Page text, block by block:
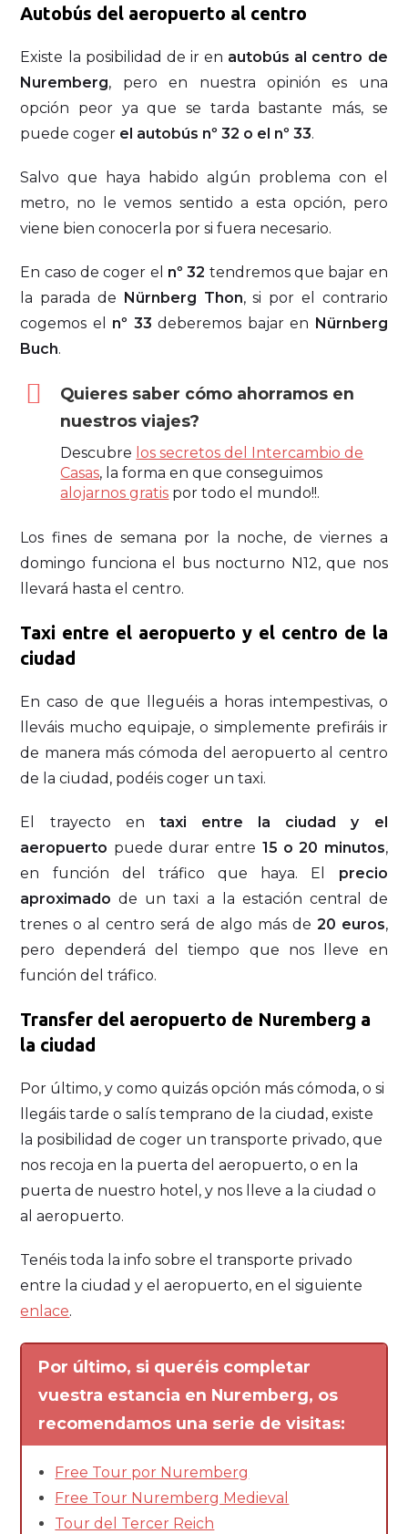
Autobús del aeropuerto al centro
Existe la posibilidad de ir en autobús al centro de
Nuremberg, pero en nuestra opinión es una
opción peor ya que se tarda bastante más, se
puede coger el autobús nº 32 o el nº 33.
Salvo que haya habido algún problema con el
metro, no le vemos sentido a esta opción, pero
viene bien conocerla por si fuera necesario.
En caso de coger el nº 32 tendremos que bajar en
la parada de
Nürn­berg Thon, si por el contrario
cogemos el nº 33 deberemos bajar en Nürn­berg
Buch.
Quieres saber cómo ahorramos en
nuestros viajes?
Descubre los secretos del Intercambio de
Casas, la forma en que conseguimos
alojarnos gratis por todo el mundo!!.
Los fines de semana por la noche, de viernes a
domingo funciona el bus nocturno N12, que nos
llevará hasta el centro.
Taxi entre el aeropuerto y el centro de la
ciudad
En caso de que lleguéis a horas intempestivas, o
lleváis mucho equipaje, o simplemente prefiráis ir
de manera más cómoda del aeropuerto al centro
de la ciudad, podéis coger un taxi.
El trayecto en taxi entre la ciudad y el
aeropuerto puede durar entre 15 o 20 minutos,
en función del tráfico que haya. El precio
aproximado de un taxi a la estación central de
trenes o al centro será de algo más de 20 euros,
pero dependerá del tiempo que nos lleve en
función del tráfico.
Transfer del aeropuerto de Nuremberg a
la ciudad
Por último, y como quizás opción más cómoda, o si
llegáis tarde o salís temprano de la ciudad, existe
la posibilidad de coger un transporte privado, que
nos recoja en la puerta del aeropuerto, o en la
puerta de nuestro hotel, y nos lleve a la ciudad o
al aeropuerto.
Tenéis toda la info sobre el transporte privado
entre la ciudad y el aeropuerto, en el siguiente
enlace.
Por último, si queréis completar
vuestra estancia en Nuremberg, os
recomendamos una serie de visitas:
Free Tour por Nuremberg
Free Tour Nuremberg Medieval
Tour del Tercer Reich